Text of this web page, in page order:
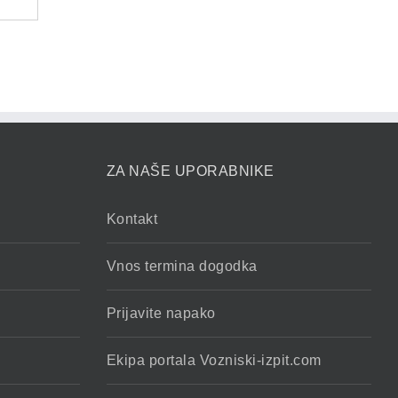
ZA NAŠE UPORABNIKE
Kontakt
Vnos termina dogodka
Prijavite napako
Ekipa portala Vozniski-izpit.com